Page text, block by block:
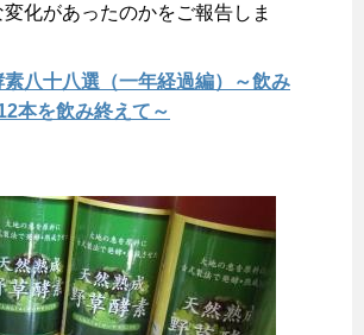
化があったのかをご報告しま
八十八選（一年経過編）～飲み
本を飲み終えて～